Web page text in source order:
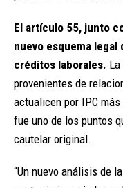
El artículo 55, junto
nuevo esquema
créditos laborales.
provenientes de
actualicen por IPC
fue uno de los puntos
cautelar original.
“Un nuevo análisis de